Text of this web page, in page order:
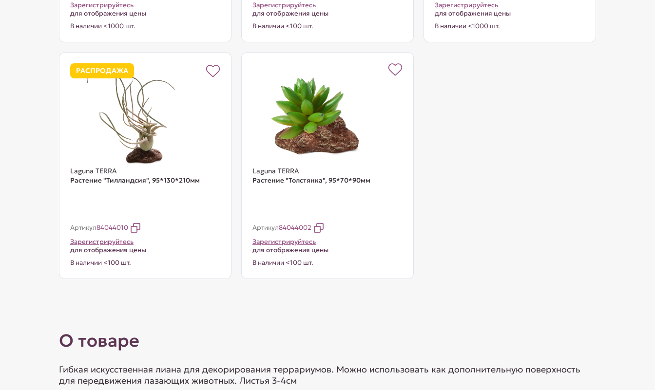
Зарегистрируйтесь
для отображения цены
В наличии <1000 шт.
Зарегистрируйтесь
для отображения цены
В наличии <100 шт.
Зарегистрируйтесь
для отображения цены
В наличии <1000 шт.
РАСПРОДАЖА
Laguna TERRA
Растение "Тилландсия", 95*130*210мм
Артикул84044010
Зарегистрируйтесь
для отображения цены
В наличии <100 шт.
Laguna TERRA
Растение "Толстянка", 95*70*90мм
Артикул84044002
Зарегистрируйтесь
для отображения цены
В наличии <100 шт.
О товаре
Гибкая искусственная лиана для декорирования террариумов. Можно использовать как дополнительную поверхность
для передвижения лазающих животных. Листья 3-4см